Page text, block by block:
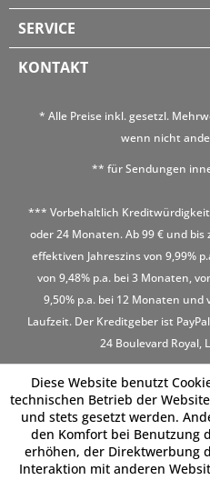
SERVICE
KONTAKT
* Alle Preise inkl. gesetzl.
wenn nicht
** für Sendungen
*** Vorbehaltlich
oder 24 Monaten. Ab 99 € und
effektiven Jahreszins von 9,99%
von 9,48% p.a. bei 3 Monaten,
9,50% p.a. bei 12 Monaten und
Laufzeit. Der Kreditgeber ist
24 Boulevard Royal,
Diese Website benutzt
technischen Betrieb der
und stets gesetzt werden.
den Komfort bei Benutzung
erhöhen, der Direktwerbung
Interaktion mit anderen